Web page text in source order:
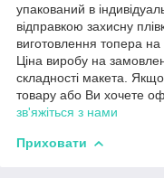
упакований в
відправкою захисну
виготовлення топера на
Ціна виробу на
складності макета.
товару або Ви хочете
зв'яжіться з нами
Приховати